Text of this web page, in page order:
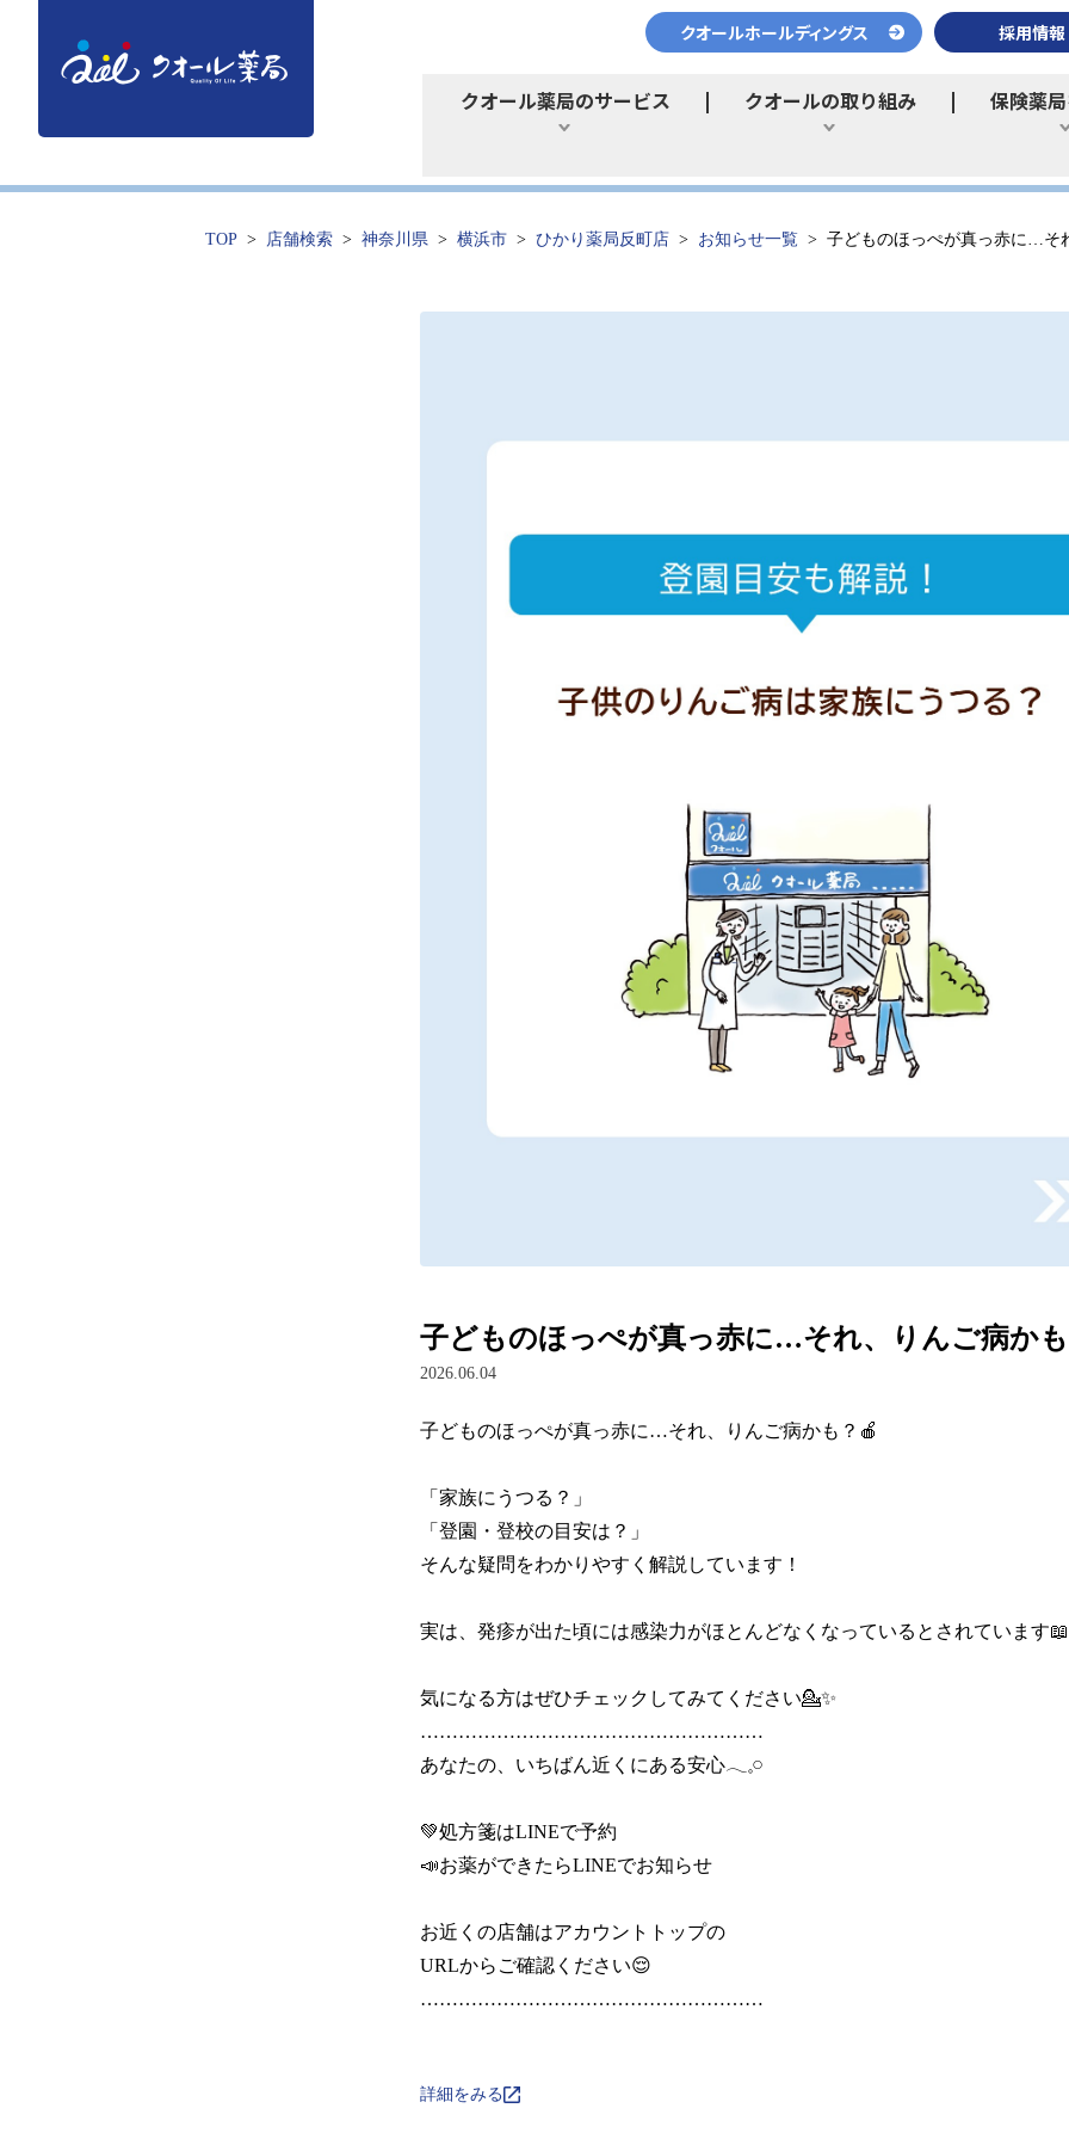
クオール薬局のサービス
ひらく
クオールの取り組み
ひらく
保険薬
クオールホールディングス 採用情報
TOP 店舗検索 神奈川県 横浜市 ひかり薬局反町店 お知らせ一覧 子どものほっぺが真っ赤に…そ
子どものほっぺが真っ赤に…それ、りんご病か
2026.06.04
子どものほっぺが真っ赤に…それ、りんご病かも？🍎
「家族にうつる？」
「登園・登校の目安は？」
そんな疑問をわかりやすく解説しています！
実は、発疹が出た頃には感染力がほとんどなくなっているとされています📖
気になる方はぜひチェックしてみてください💁✨
………………………………………………
あなたの、いちばん近くにある安心𓂃𓈒𓏸
💚処方箋はLINEで予約
📣お薬ができたらLINEでお知らせ
お近くの店舗はアカウントトップの
URLからご確認ください😌
………………………………………………
詳細をみる